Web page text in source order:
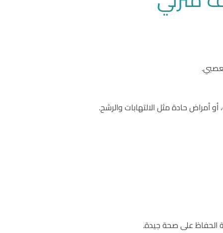
حادة مثل الالتهابات والرشح.
الحفاظ على صحة جيدة.